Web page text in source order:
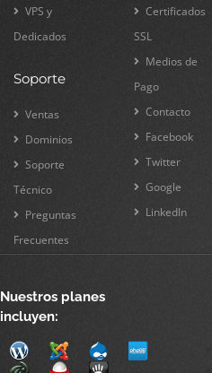
VPS y
Dedicados
Soporte
Ventas
Dominios
Soporte
Técnico
Preguntas
Frecuentes
Certificados
SSL
Medios de
Pago
Contacto
Facebook
Twitter
Google
LinkedIn
Nuestros planes
incluyen: